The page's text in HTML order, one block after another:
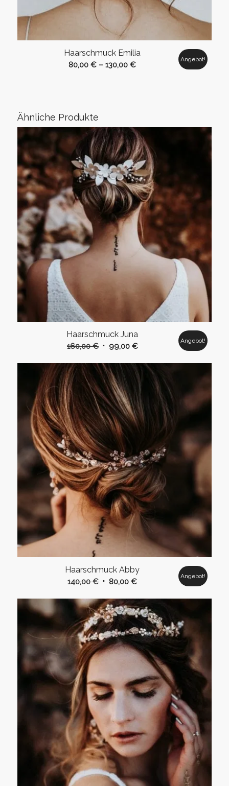
Haarschmuck Emilia
80,00€ –130,00€
Angebot!
Ähnliche Produkte
Haarschmuck Juna
160,00€ Ursprünglicher
war:
160,00 €
99,00 €Aktueller
ist:
99,00 €.
Angebot!
Haarschmuck Abby
140,00€ Ursprünglicher
war:
140,00 €
80,00€Aktueller
ist:
80,00 €.
Angebot!